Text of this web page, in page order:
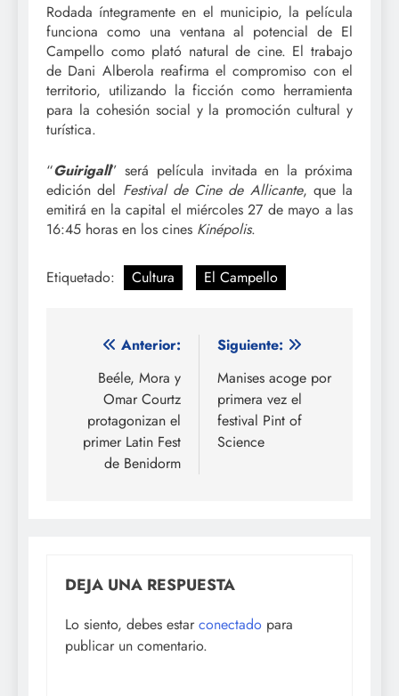
Rodada íntegramente en el municipio, la película
funciona como una ventana al potencial de El
Campello como plató natural de cine. El trabajo
de Dani Alberola reafirma el compromiso con el
territorio, utilizando la ficción como herramienta
para la cohesión social y la promoción cultural y
turística.
“Guirigall” será película invitada en la próxima
edición del Festival de Cine de Allicante, que la
emitirá en la capital el miércoles 27 de mayo a las
16:45 horas en los cines Kinépolis.
Etiquetado: Cultura El Campello
Navegación
entradas
Anterior:
Beéle, Mora y
Omar Courtz
protagonizan el
primer Latin Fest
de Benidorm
Siguiente:
Manises acoge por
primera vez el
festival Pint of
Science
DEJA UNA RESPUESTA
Lo siento, debes estar conectado para
publicar un comentario.